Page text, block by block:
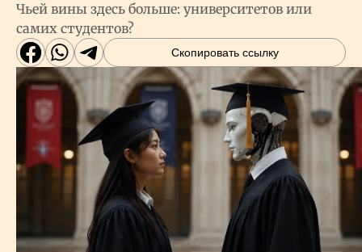
Чьей вины здесь больше: университетов или
самих студентов?
Скопировать ссылку